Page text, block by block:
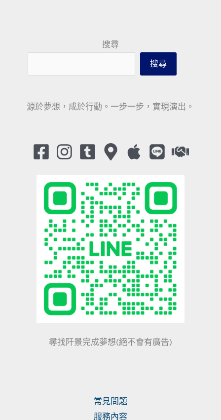
搜尋
搜尋
源於夢想，成於行動。一步一步，實現演出。
尋找阡景完成夢想(絕不會有廣告)
常見問題
服務內容